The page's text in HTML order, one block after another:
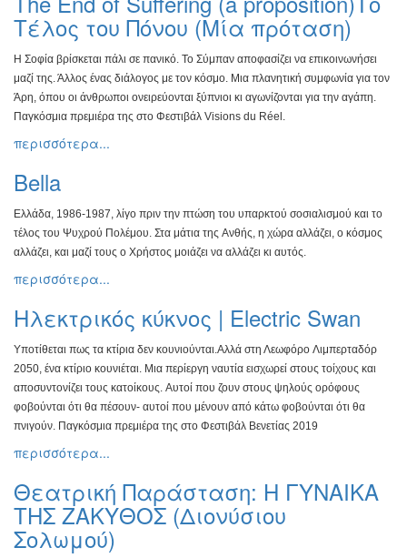
Τέλος του Πόνου (Μία πρόταση)
Η Σοφία βρίσκεται πάλι σε πανικό. Το Σύμπαν αποφασίζει να επικοινωνήσει
μαζί της. Άλλος ένας διάλογος με τον κόσμο. Μια πλανητική συμφωνία για τον
Άρη, όπου οι άνθρωποι ονειρεύονται ξύπνιοι κι αγωνίζονται για την αγάπη.
Παγκόσμια πρεμιέρα της στο Φεστιβάλ Visions du Réel.
περισσότερα...
Bella
Ελλάδα, 1986-1987, λίγο πριν την πτώση του υπαρκτού σοσιαλισμού και το
τέλος του Ψυχρού Πολέμου. Στα μάτια της Ανθής, η χώρα αλλάζει, ο κόσμος
αλλάζει, και μαζί τους ο Χρήστος μοιάζει να αλλάζει κι αυτός.
περισσότερα...
Ηλεκτρικός κύκνος | Electric Swan
Υποτίθεται πως τα κτίρια δεν κουνιούνται. Αλλά στη Λεωφόρο Λιμπερταδόρ
2050, ένα κτίριο κουνιέται. Μια περίεργη ναυτία εισχωρεί στους τοίχους και
αποσυντονίζει τους κατοίκους. Αυτοί που ζουν στους ψηλούς ορόφους
φοβούνται ότι θα πέσουν- αυτοί που μένουν από κάτω φοβούνται ότι θα
πνιγούν. Παγκόσμια πρεμιέρα της στο Φεστιβάλ Βενετίας 2019
περισσότερα...
Θεατρική Παράσταση: Η ΓΥΝΑΙΚΑ
ΤΗΣ ΖΑΚΥΘΟΣ (Διονύσιου
Σολωμού)